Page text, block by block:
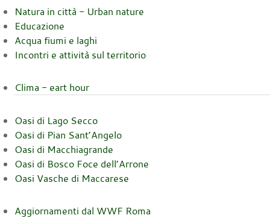
Natura in città - Urban nature
Educazione
Acqua fiumi e laghi
Incontri e attività sul territorio
Clima - eart hour
Oasi di Lago Secco
Oasi di Pian Sant’Angelo
Oasi di Macchiagrande
Oasi di Bosco Foce dell’Arrone
Oasi Vasche di Maccarese
Aggiornamenti dal WWF Roma